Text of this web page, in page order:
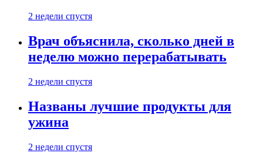
2 недели спустя
Врач объяснила, сколько дней в
неделю можно перерабатывать
2 недели спустя
Названы лучшие продукты для
ужина
2 недели спустя